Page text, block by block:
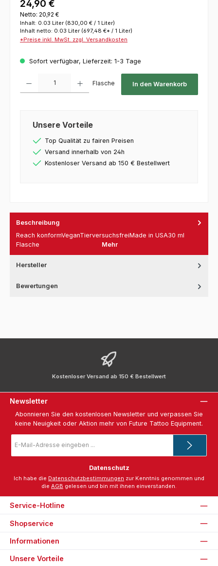
24,90 €
Netto: 20,92 €
Inhalt: 0.03 Liter (830,00 € / 1 Liter)
Inhalt netto: 0.03 Liter (697,48 €* / 1 Liter)
*Preise inkl. MwSt. zzgl. Versandkosten
Sofort verfügbar, Lieferzeit: 1-3 Tage
Flasche In den Warenkorb
Unsere Vorteile
Top Qualität zu fairen Preisen
Versand innerhalb von 24h
Kostenloser Versand ab 150 € Bestellwert
Beschreibung
Reach konformVeganTierversuchsfreiMade in USA30 ml
Flasche Mehr
Hersteller
Bewertungen
Kostenloser Versand ab 150 € Bestellwert
Newsletter
Abonnieren Sie den kostenlosen Newsletter und verpassen Sie
keine Neuigkeit oder Aktion mehr von Future Tattoo Equipment.
Mail-
*
Datenschutz
Ich habe die Datenschutzbestimmungen zur Kenntnis genommen und
die AGB gelesen und bin mit ihnen einverstanden.
Service-Hotline
Shopservice
Informationen
Unsere Vorteile